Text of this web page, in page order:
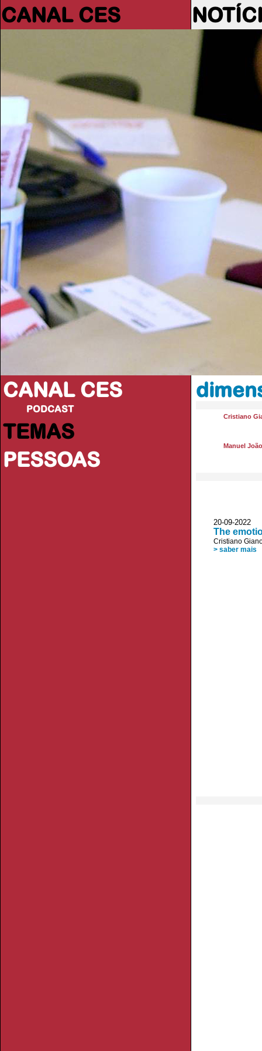
CANAL CES
CANAL CES
PODCAST
TEMAS
PESSOAS
Cristiano
Manuel
20-09-
The
Cristiano
> saber mais